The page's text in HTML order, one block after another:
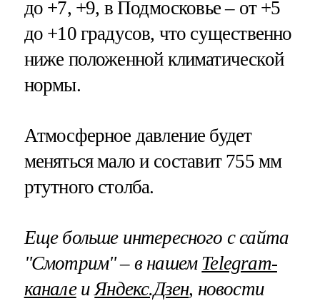
до +7, +9, в Подмосковье – от +5
до +10 градусов, что существенно
ниже положенной климатической
нормы.
Атмосферное давление будет
меняться мало и составит 755 мм
ртутного столба.
Еще больше интересного с сайта
"Смотрим" – в нашем Telegram-
каналеиЯндекс.Дзен, новости